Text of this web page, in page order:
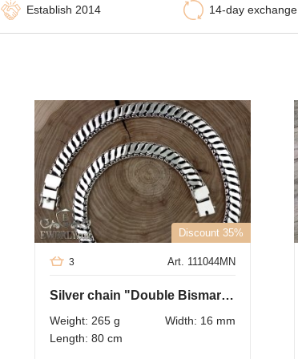
14-day exchange
Establish 2014
Discount 35%
Art. 111044MN
3
Silver chain "Double Bismarck with overlays"
Weight: 265 g
Width: 16 mm
Length: 80 cm